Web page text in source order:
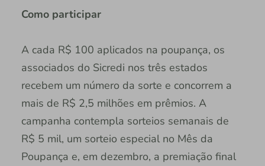
Como participar
A cada R$ 100 aplicados na poupança, os
associados do Sicredi nos três estados
recebem um número da sorte e concorrem a
mais de R$ 2,5 milhões em prêmios. A
campanha contempla sorteios semanais de
R$ 5 mil, um sorteio especial no Mês da
Poupança e, em dezembro, a premiação final